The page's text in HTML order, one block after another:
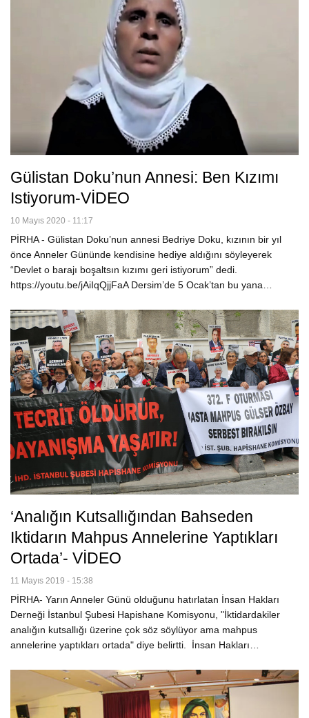
Gülistan Doku’nun Annesi: Ben Kızımı
Istiyorum-VİDEO
10 Mayıs 2020 - 11:17
PİRHA - Gülistan Doku’nun annesi Bedriye Doku, kızının bir yıl
önce Anneler Gününde kendisine hediye aldığını söyleyerek
“Devlet o barajı boşaltsın kızımı geri istiyorum” dedi.
https://youtu.be/jAiIqQjjFaA Dersim’de 5 Ocak’tan bu yana…
‘Analığın Kutsallığından Bahseden
Iktidarın Mahpus Annelerine Yaptıkları
Ortada’- VİDEO
11 Mayıs 2019 - 15:38
PİRHA- Yarın Anneler Günü olduğunu hatırlatan İnsan Hakları
Derneği İstanbul Şubesi Hapishane Komisyonu, "İktidardakiler
analığın kutsallığı üzerine çok söz söylüyor ama mahpus
annelerine yaptıkları ortada" diye belirtti. İnsan Hakları…